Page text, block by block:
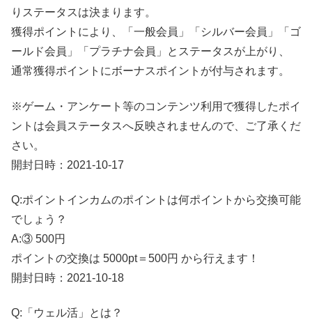
りステータスは決まります。
獲得ポイントにより、「一般会員」「シルバー会員」「ゴ
ールド会員」「プラチナ会員」とステータスが上がり、
通常獲得ポイントにボーナスポイントが付与されます。
※ゲーム・アンケート等のコンテンツ利用で獲得したポイ
ントは会員ステータスへ反映されませんので、ご了承くだ
さい。
開封日時：2021-10-17
Q:ポイントインカムのポイントは何ポイントから交換可能
でしょう？
A:③ 500円
ポイントの交換は 5000pt＝500円 から行えます！
開封日時：2021-10-18
Q:「ウェル活」とは？